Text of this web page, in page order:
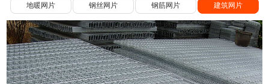
地暖网片 钢丝网片 钢筋网片 建筑网片